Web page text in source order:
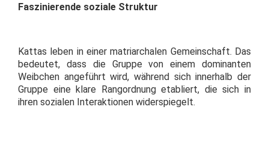
Faszinierende soziale Struktur
Kattas leben in einer matriarchalen Gemeinschaft. Das
bedeutet, dass die Gruppe von einem dominanten
Weibchen angeführt wird, während sich innerhalb der
Gruppe eine klare Rangordnung etabliert, die sich in
ihren sozialen Interaktionen widerspiegelt.